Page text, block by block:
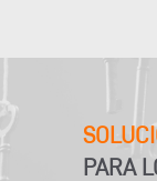
PARA